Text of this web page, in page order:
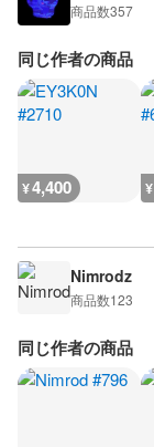
商品数357
同じ作者の商品
¥4,400 ¥
Nimrodz
商品数123
同じ作者の商品